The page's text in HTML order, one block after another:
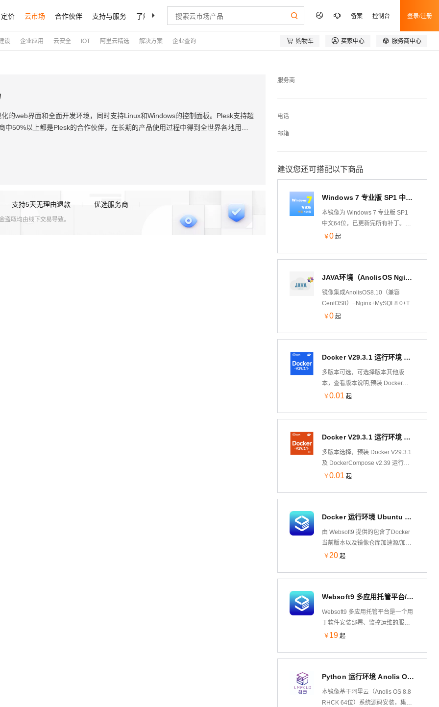
定价 云市场 合作伙伴 支持与服务 了解阿里云 备案 控制台 登录/注册
设 企业应用 云安全 IOT 阿里云精选 解决方案 企业查询  购物车  买家中心  服务商中心
的web界面和全面开发环境，同时支持Linux和Windows的控制面板。Plesk支持超
50%以上都是Plesk的合作伙伴，在长期的产品使用过程中得到全世界各地用户
支持5天无理由退款 优选服务商
盗取均由线下交易导致。
服务商
电话
邮箱
建议您还可搭配以下商品
Windows 7 专业版 SP1 中文64位(自动激活|2026年更新）纯净win7系统
本镜像为 Windows 7 专业版 SP1
中文64位，已更新完所有补丁。
windows 7 专业版主要面向企业用
件运行，您可使用Win7镜像部署旧
版本架构程序。本镜像完美兼容阿
里云云主机，即开即用，省时省
￥0 起
JAVA环境（AnolisOS Nginx Tomcat8 JDK）
镜像集成AnolisOS8.10（兼容
CentOS8）
Nginx处理静态资源，Tomcat以apr
￥0 起
Docker V29.3.1 运行环境 Docker-compose Aliyun Linux 3 LTS 64位
多版本可选，可选择版本其他版
本，查看版本说明,预装 Docker
V29.3.1 运行环境 Docker-compose
键部署，快速部署维护。允许实例
简单、快速地扩展。
￥0.01 起
Docker V29.3.1 运行环境 DockerCompose v2.39 Ubuntu 24.04 LTS 64 位
多版本选择，预装 Docker V29.3.1
及 DockerCompose v2.39 运行环
境 基于Ubuntu 24.04 LTS 64-bit，
￥0.01 起
Docker 运行环境 Ubuntu 24.04（含可视化面板）
由 Websoft9 提供的包含了Docker
当前版本以及镜像仓库加速源/加速
器的 Ubuntu 镜像，预装可视化
准的技术支持和应用部署建议。
￥ 20 起
Websoft9 多应用托管平台/运维面板/服务器管理（入门版）
Websoft9 多应用托管平台是一个用
于软件安装部署、监控运维的服务
器面板&PaaS 平台。它遵循 GitOps
等 300+个可一键部署的应用模板。
￥ 19 起
Python 运行环境 Anolis OS（龙蜥国产化操作系统）
本镜像基于阿里云（Anolis OS 8.8
RHCK 64位）系统源码安装，集成